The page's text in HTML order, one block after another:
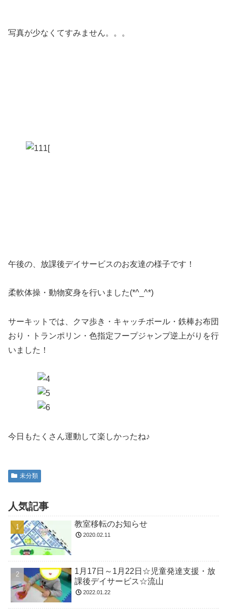
写真が少なくてすみません。。。
午後の、放課後デイサービスのお友達の様子です！
柔軟体操・動物変身を行いました(*^_^*)
サーキットでは、クマ歩き・キャッチボール・鉄棒お布団
おり・トランポリン・色指定フープジャンプ逆上がりを行
いました！
今日もたくさん運動して楽しかったね♪
未分類
人気記事
教室移転のお知らせ
2020.02.11
1月17日～1月22日☆児童発達支援・放
課後デイサービス☆流山
2022.01.22